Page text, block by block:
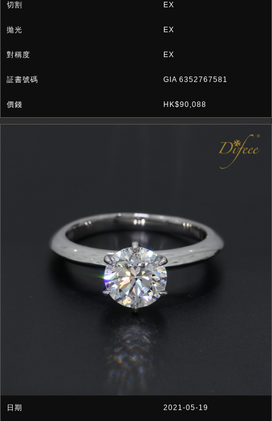
EX
EX
EX
GIA 6352767581
HK$90,088
2021-05-19